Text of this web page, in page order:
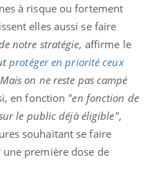
à risque ou fortement
elles aussi se faire
notre stratégie, affirme le
protéger en priorité ceux
on ne reste pas campé
en fonction "en fonction de
le public déjà éligible",
souhaitant se faire
première dose de